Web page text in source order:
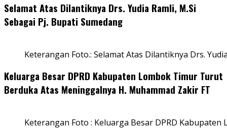
Selamat Atas Dilantiknya Drs. Yudia Ramli, M.Si
Sebagai Pj. Bupati Sumedang
Keterangan Foto.: Selamat Atas Dilantiknya Drs.
Keluarga Besar DPRD Kabupaten Lombok Timur Turut
Berduka Atas Meninggalnya H. Muhammad Zakir FT
Keterangan Foto : Keluarga Besar DPRD